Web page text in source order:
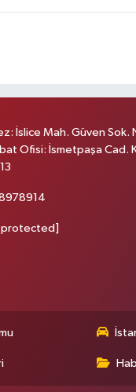
İslice Mah. Güven Sok.
Ofisi: İsmetpaşa Cad.
protected]